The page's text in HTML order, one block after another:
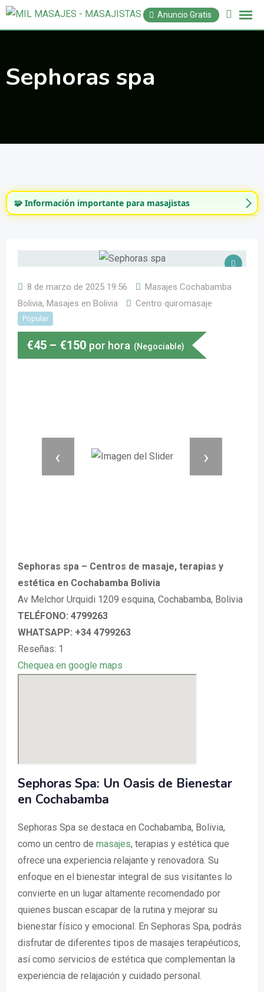
Saltar
Anuncio Gratis
Sephoras spa
🧩 Información importante para masajistas
8 de marzo de 2025 19:56
Masajes Cochabamba
Bolivia, Masajes en Bolivia Centro quiromasaje
Popular
€45 – €150 por hora (Negociable)
‹ ›
Sephoras spa – Centros de masaje, terapias y
estética en Cochabamba Bolivia
Av Melchor Urquidi 1209 esquina, Cochabamba, Bolivia
TELÉFONO: 4799263
WHATSAPP: +34 4799263
Reseñas: 1
Chequea en google maps
Sephoras Spa: Un Oasis de Bienestar
en Cochabamba
Sephoras Spa se destaca en Cochabamba, Bolivia,
como un centro de masajes, terapias y estética que
ofrece una experiencia relajante y renovadora. Su
enfoque en el bienestar integral de sus visitantes lo
convierte en un lugar altamente recomendado por
quienes buscan escapar de la rutina y mejorar su
bienestar físico y emocional. En Sephoras Spa, podrás
disfrutar de diferentes tipos de masajes terapéuticos,
así como servicios de estética que complementan la
experiencia de relajación y cuidado personal.